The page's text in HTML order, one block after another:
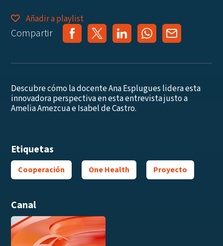
Añadir a playlist
Compartir
Descubre cómo la docente Ana Esplugues lidera esta
innovadora perspectiva en esta entrevista justo a
Amelia Amezcua e Isabel de Castro.
Etiquetas
Cooperación One Health Proyecto
Canal